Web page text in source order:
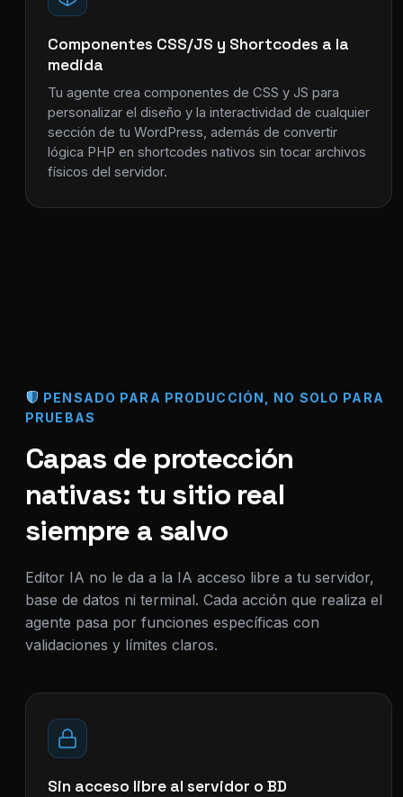
Componentes CSS/JS y Shortcodes a la
medida
Tu agente crea componentes de CSS y JS para
personalizar el diseño y la interactividad de cualquier
sección de tu WordPress, además de convertir
lógica PHP en shortcodes nativos sin tocar archivos
físicos del servidor.
PENSADO PARA PRODUCCIÓN, NO SOLO PARA
PRUEBAS
Capas de protección
nativas: tu sitio real
siempre a salvo
Editor IA no le da a la IA acceso libre a tu servidor,
base de datos ni terminal. Cada acción que realiza el
agente pasa por funciones específicas con
validaciones y límites claros.
Sin acceso libre al servidor o BD